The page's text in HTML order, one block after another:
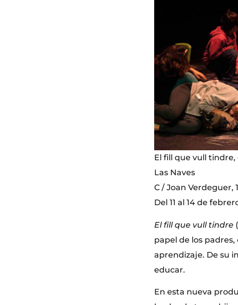
El fill que vull
Las Naves
C / Joan Verdeguer,
Del 11 al 14 de
El fill que vull tindre
papel de los padres,
aprendizaje. De su
educar.
En esta nueva